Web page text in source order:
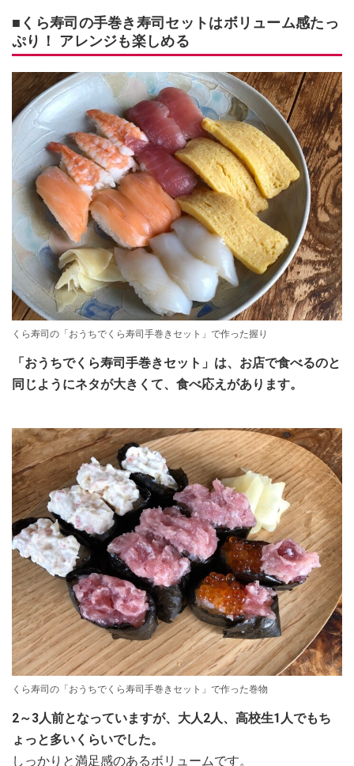
■くら寿司の手巻き寿司セットはボリューム感たっ
ぷり！ アレンジも楽しめる
くら寿司の「おうちでくら寿司手巻きセット」で作った握り
「おうちでくら寿司手巻きセット」は、お店で食べるのと
同じようにネタが大きくて、食べ応えがあります。
くら寿司の「おうちでくら寿司手巻きセット」で作った巻物
2～3人前となっていますが、大人2人、高校生1人でもち
ょっと多いくらいでした。
しっかりと満足感のあるボリュームです。